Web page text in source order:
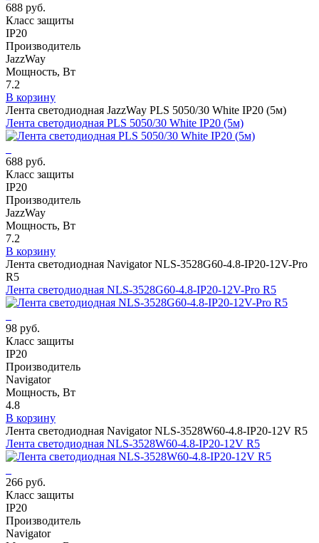
688 руб.
Класс защиты
IP20
Производитель
JazzWay
Мощность, Вт
7.2
В корзину
Лента светодиодная JazzWay PLS 5050/30 White IP20 (5м)
Лента светодиодная PLS 5050/30 White IP20 (5м)
688 руб.
Класс защиты
IP20
Производитель
JazzWay
Мощность, Вт
7.2
В корзину
Лента светодиодная Navigator NLS-3528G60-4.8-IP20-12V-Pro
R5
Лента светодиодная NLS-3528G60-4.8-IP20-12V-Pro R5
98 руб.
Класс защиты
IP20
Производитель
Navigator
Мощность, Вт
4.8
В корзину
Лента светодиодная Navigator NLS-3528W60-4.8-IP20-12V R5
Лента светодиодная NLS-3528W60-4.8-IP20-12V R5
266 руб.
Класс защиты
IP20
Производитель
Navigator